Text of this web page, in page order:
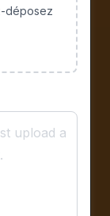
déposez